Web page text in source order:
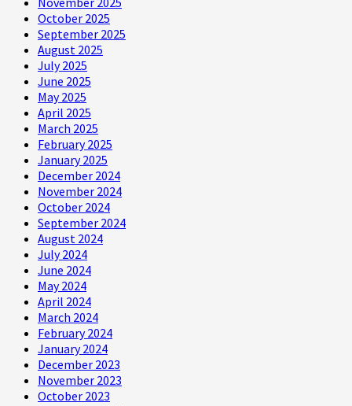
October 2025
September 2025
August 2025
July 2025
June 2025
May 2025
April 2025
March 2025
February 2025
January 2025
December 2024
November 2024
October 2024
September 2024
August 2024
July 2024
June 2024
May 2024
April 2024
March 2024
February 2024
January 2024
December 2023
November 2023
October 2023